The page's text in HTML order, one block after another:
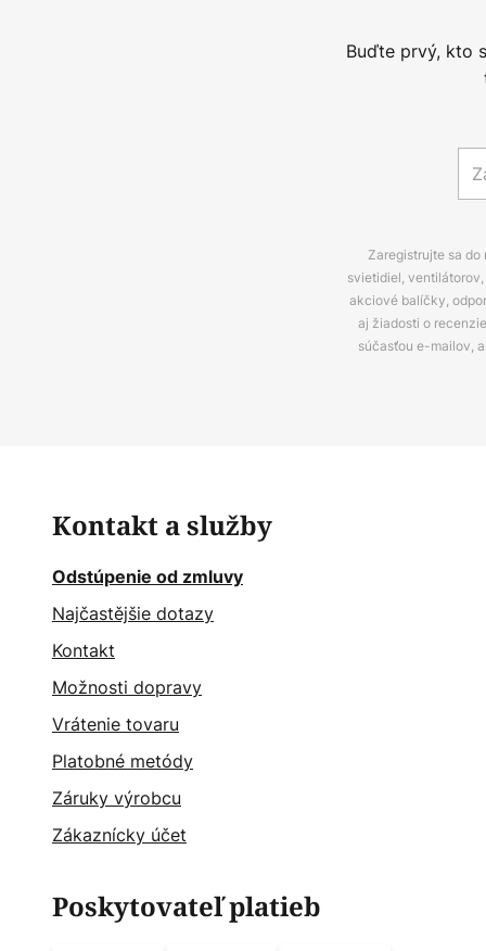
Buďte prvý, kto
Zaregistrujte sa
svietidiel,
akciové balíčky,
aj žiadosti o
súčasťou e-mailov,
Kontakt a služby
Odstúpenie od zmluvy
Najčastějšie dotazy
Kontakt
Možnosti dopravy
Vrátenie tovaru
Platobné metódy
Záruky výrobcu
Zákaznícky účet
Poskytovateľ platieb